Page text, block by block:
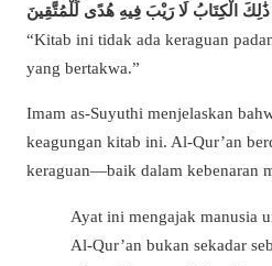
ذَٰلِكَ الْكِتَابُ لَا رَيْبَ فِيهِ هُدًى لِّلْمُتَّقِينَ
“Kitab ini tidak ada keraguan
yang bertakwa.”
Imam as-Suyuthi menjelaskan
keagungan kitab ini. Al-Qur’an
keraguan—baik dalam kebenaran
Ayat ini mengajak manusia
Al-Qur’an bukan sekadar